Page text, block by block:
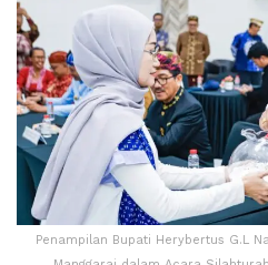
Penampilan Bupati Herybertus G.L